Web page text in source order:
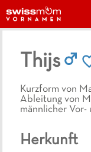
Thijs
Kurzform von
Ableitung von
männlicher Vor-
Herkunft